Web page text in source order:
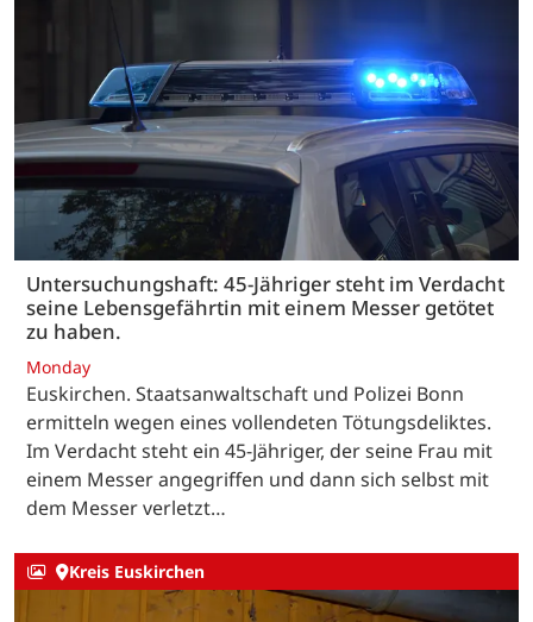
Untersuchungshaft: 45-Jähriger steht im Verdacht
seine Lebensgefährtin mit einem Messer getötet
zu haben.
Monday
Euskirchen. Staatsanwaltschaft und Polizei Bonn
ermitteln wegen eines vollendeten Tötungsdeliktes.
Im Verdacht steht ein 45-Jähriger, der seine Frau mit
einem Messer angegriffen und dann sich selbst mit
dem Messer verletzt…
Kreis Euskirchen